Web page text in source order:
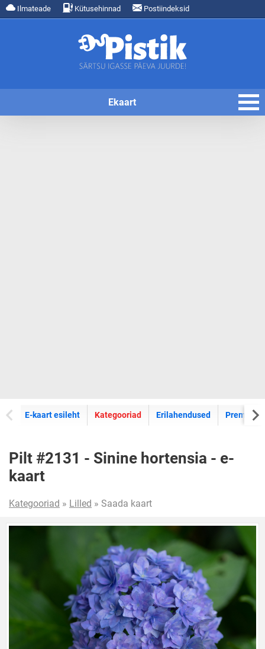
Ilmateade Kütusehinnad Postiindeksid
Ekaart
E-kaart esileht E-kaartide
Kategooriad Erilahendused Premium
Pilt #2131 - Sinine hortensia - e-
kaart
Kategooriad » Lilled » Saada kaart